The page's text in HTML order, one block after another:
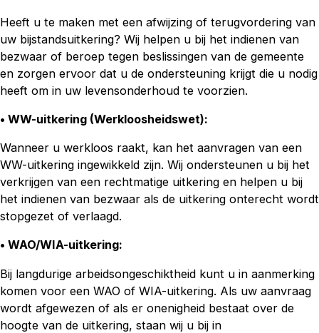
Heeft u te maken met een afwijzing of terugvordering van
uw bijstandsuitkering? Wij helpen u bij het indienen van
bezwaar of beroep tegen beslissingen van de gemeente
en zorgen ervoor dat u de ondersteuning krijgt die u nodig
heeft om in uw levensonderhoud te voorzien.
• WW-uitkering (Werkloosheidswet):
Wanneer u werkloos raakt, kan het aanvragen van een
WW-uitkering ingewikkeld zijn. Wij ondersteunen u bij het
verkrijgen van een rechtmatige uitkering en helpen u bij
het indienen van bezwaar als de uitkering onterecht wordt
stopgezet of verlaagd.
• WAO/WIA-uitkering:
Bij langdurige arbeidsongeschiktheid kunt u in aanmerking
komen voor een WAO of WIA-uitkering. Als uw aanvraag
wordt afgewezen of als er onenigheid bestaat over de
hoogte van de uitkering, staan wij u bij in